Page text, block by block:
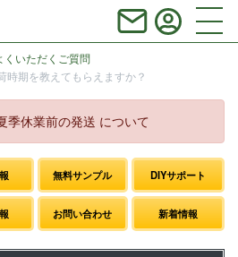
くいただくご質問
時期を教えてもらえますか？
季休業前の発送 について
無料サンプル DIYサポート
お問い合わせ 新着情報